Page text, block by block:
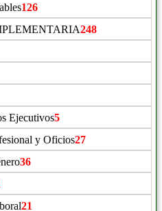
126
248
Ejecutivos5
y Oficios27
36
21